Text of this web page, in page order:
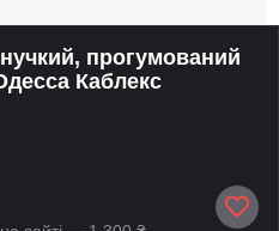
прогумований
Каблекс